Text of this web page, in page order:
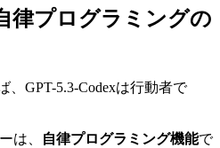
律プログラミングの
、GPT-5.3-Codexは行動者で
は、 自律プログラミング機能で